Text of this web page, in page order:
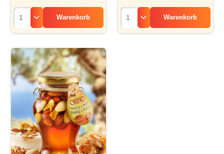
Warenkorb Warenkorb